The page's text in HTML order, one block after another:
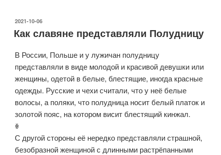
ОПУБЛИКОВАНО
2021-10-06
Как славяне представляли Полудницу
В России, Польше и у лужичан полудницу
представляли в виде молодой и красивой девушки или
женщины, одетой в белые, блестящие, иногда красные
одежды. Русские и чехи считали, что у неё белые
волосы, а поляки, что полудница носит белый платок и
золотой пояс, на котором висит блестящий кинжал.
ꏍ
С другой стороны её нередко представляли страшной,
безобразной женщиной с длинными растрёпанными